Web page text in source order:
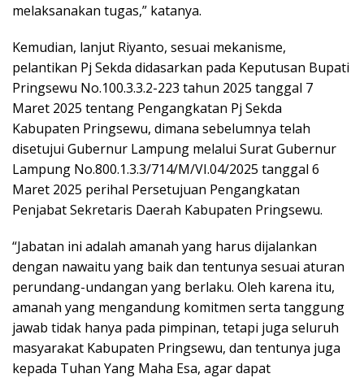
melaksanakan tugas,” katanya.
Kemudian, lanjut Riyanto, sesuai mekanisme,
pelantikan Pj Sekda didasarkan pada Keputusan Bupati
Pringsewu No.100.3.3.2-223 tahun 2025 tanggal 7
Maret 2025 tentang Pengangkatan Pj Sekda
Kabupaten Pringsewu, dimana sebelumnya telah
disetujui Gubernur Lampung melalui Surat Gubernur
Lampung No.800.1.3.3/714/M/VI.04/2025 tanggal 6
Maret 2025 perihal Persetujuan Pengangkatan
Penjabat Sekretaris Daerah Kabupaten Pringsewu.
“Jabatan ini adalah amanah yang harus dijalankan
dengan nawaitu yang baik dan tentunya sesuai aturan
perundang-undangan yang berlaku. Oleh karena itu,
amanah yang mengandung komitmen serta tanggung
jawab tidak hanya pada pimpinan, tetapi juga seluruh
masyarakat Kabupaten Pringsewu, dan tentunya juga
kepada Tuhan Yang Maha Esa, agar dapat